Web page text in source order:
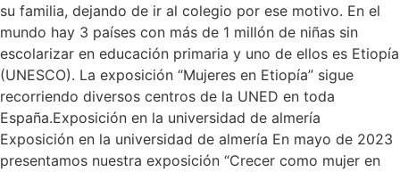
su familia, dejando de ir al colegio por ese motivo. En el
mundo hay 3 países con más de 1 millón de niñas sin
escolarizar en educación primaria y uno de ellos es Etiopía
(UNESCO). La exposición “Mujeres en Etiopía” sigue
recorriendo diversos centros de la UNED en toda
España.Exposición en la universidad de almería
Exposición en la universidad de almería En mayo de 2023
presentamos nuestra exposición “Crecer como mujer en